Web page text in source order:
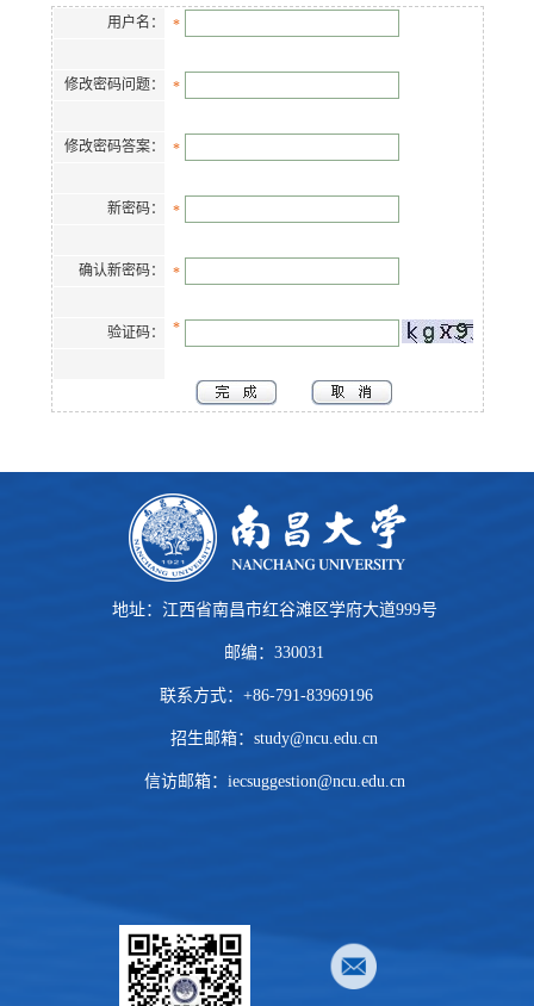
用户名： *
修改密码问题： *
修改密码答案： *
新密码： *
确认新密码： *
验证码： *
地址：江西省南昌市红谷滩区学府大道999号
邮编：330031
联系方式：+86-791-83969196
招生邮箱：study@ncu.edu.cn
信访邮箱：iecsuggestion@ncu.edu.cn